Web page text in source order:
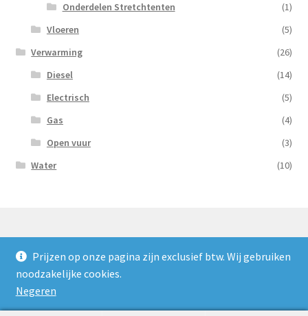
Prijzen op onze pagina zijn exclusief btw. Wij gebruiken
noodzakelijke cookies.
Negeren
Onderdelen Stretchtenten
(1)
Vloeren
(5)
Verwarming
(26)
Diesel
(14)
Electrisch
(5)
Gas
(4)
Open vuur
(3)
Water
(10)
© Nooijens Verhuur 2026
Privacybeleid
Gebouwd met WooCommerce